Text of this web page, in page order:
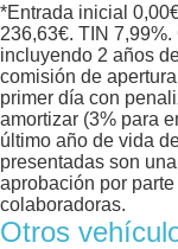
*Entrada inicial 0,00
236,63€. TIN 7,99%.
incluyendo 2 años
comisión de
primer día con
amortizar (3% para
último año de vida
presentadas son
aprobación por
colaboradoras.
Otros